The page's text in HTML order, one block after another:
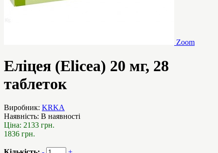
Zoom
Еліцея (Elicea) 20 мг, 28
таблеток
Виробник: KRKA
Наявність: В наявності
Ціна: 2133 грн.
1836 грн.